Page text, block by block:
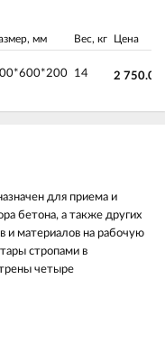
мм Вес, кг Цена
14 2 750.00
для приема и
бетона, а также других
и материалов на рабочую
стропами в
четыре